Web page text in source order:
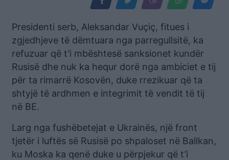
Presidenti serb, Aleksandar Vuçiç, fitues i
zgjedhjeve të dëmtuara nga parregullsitë, ka
refuzuar që t’i mbështesë sanksionet kundër
Rusisë dhe nuk ka hequr dorë nga ambiciet e tij
për ta rimarrë Kosovën, duke rrezikuar që ta
shtyjë të ardhmen e integrimit të vendit të tij
në BE.
Larg nga fushëbetejat e Ukrainës, një front
tjetër i luftës së Rusisë po shpaloset në Ballkan,
ku Moska ka qenë duke u përpjekur që t’i